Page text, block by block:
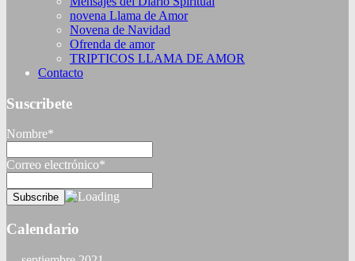
novena Llama de Amor
Novena de Navidad
Ofrenda de amor
TRIPTICOS LLAMA DE AMOR
Contacto
Suscribete
Nombre*
Correo electrónico*
Calendario